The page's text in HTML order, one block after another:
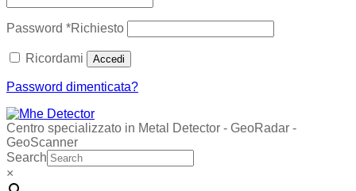
Password *Richiesto
Ricordami Accedi
Password dimenticata?
Centro specializzato in Metal Detector - GeoRadar -
GeoScanner
Search
×